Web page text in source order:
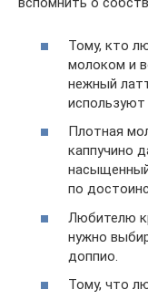
Тому, кто
молоком и
нежный
используют
Плотная
каппучино
по
Любителю
нужно
доппио.
Тому, что